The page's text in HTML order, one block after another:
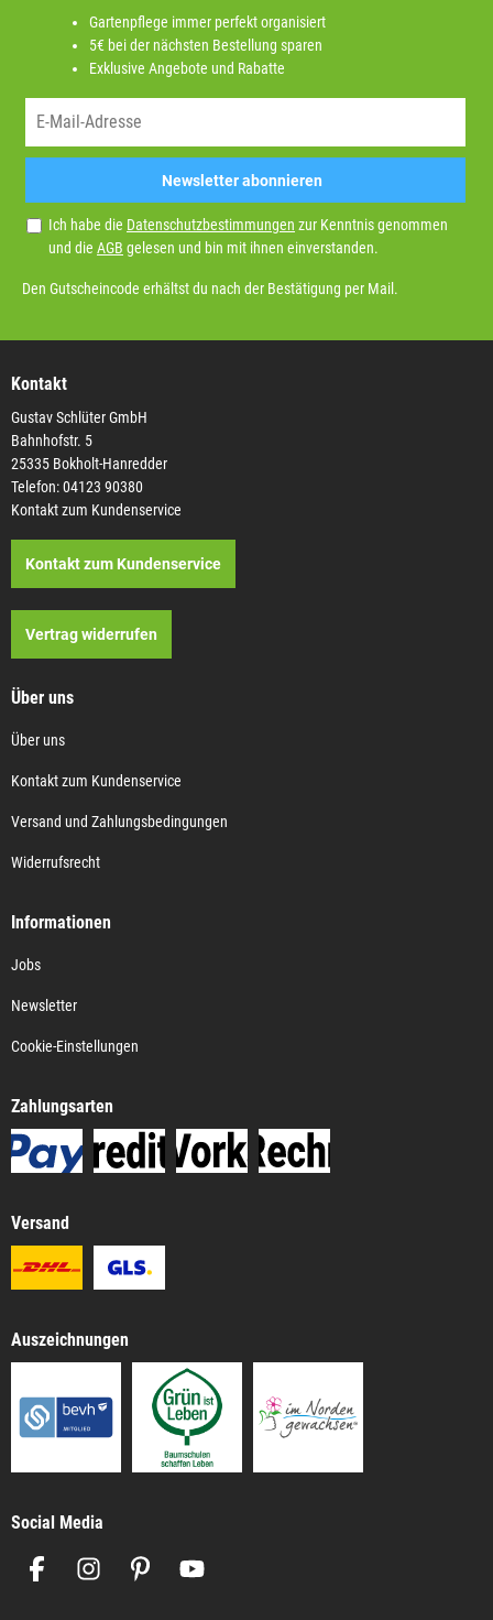
Gartenpflege immer perfekt organisiert
5€ bei der nächsten Bestellung sparen
Exklusive Angebote und Rabatte
Newsletter abonnieren
Ich habe die Datenschutzbestimmungen zur Kenntnis genommen
und die AGB gelesen und bin mit ihnen einverstanden.
Den Gutscheincode erhältst du nach der Bestätigung per Mail.
Kontakt
Gustav Schlüter GmbH
Bahnhofstr. 5
25335 Bokholt-Hanredder
Telefon: 04123 90380
Kontakt zum Kundenservice
Kontakt zum Kundenservice
Vertrag widerrufen
Über uns
Über uns
Kontakt zum Kundenservice
Versand und Zahlungsbedingungen
Widerrufsrecht
Informationen
Jobs
Newsletter
Cookie-Einstellungen
Zahlungsarten
Versand
Auszeichnungen
Social Media